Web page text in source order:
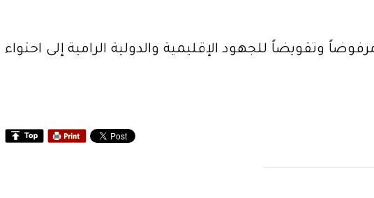
وتقويضاً للجهود الإقليمية والدولية الرامية إلى احتواء